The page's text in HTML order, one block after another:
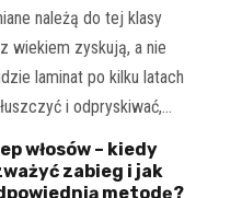
należą do tej klasy
wiekiem zyskują, a nie
laminat po kilku latach
i odpryskiwać,…
włosów – kiedy
zabieg i jak
metodę?